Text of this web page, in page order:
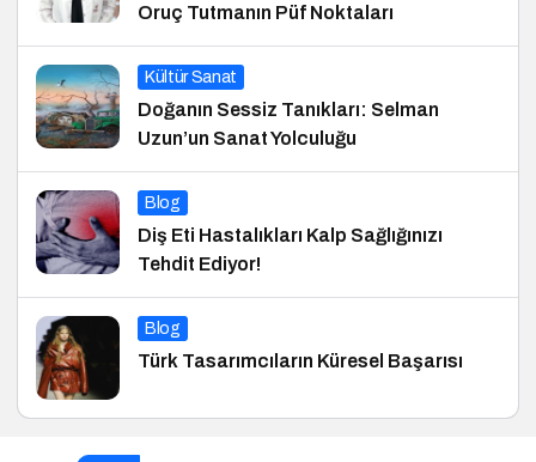
Oruç Tutmanın Püf Noktaları
Kültür Sanat
Doğanın Sessiz Tanıkları: Selman
Uzun’un Sanat Yolculuğu
Blog
Diş Eti Hastalıkları Kalp Sağlığınızı
Tehdit Ediyor!
Blog
Türk Tasarımcıların Küresel Başarısı